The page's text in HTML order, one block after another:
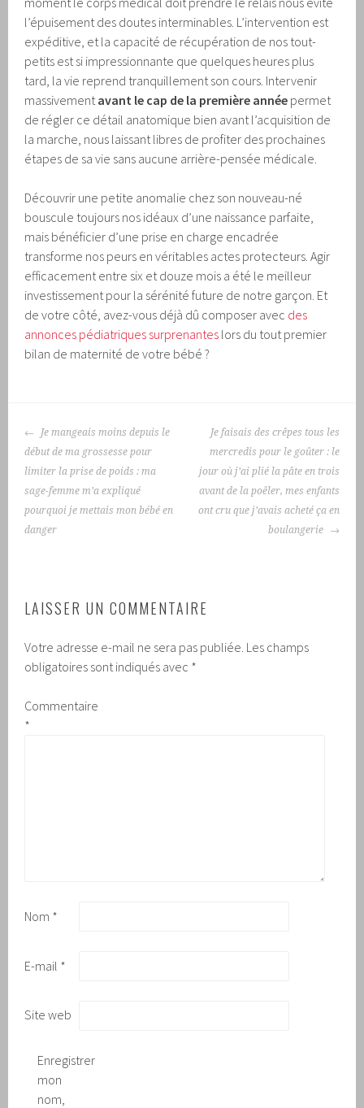
l’épuisement des doutes interminables. L’intervention est
expéditive, et la capacité de récupération de nos tout-
petits est si impressionnante que quelques heures plus
tard, la vie reprend tranquillement son cours. Intervenir
massivement avant le cap de la première année permet
de régler ce détail anatomique bien avant l’acquisition de
la marche, nous laissant libres de profiter des prochaines
étapes de sa vie sans aucune arrière-pensée médicale.
Découvrir une petite anomalie chez son nouveau-né
bouscule toujours nos idéaux d’une naissance parfaite,
mais bénéficier d’une prise en charge encadrée
transforme nos peurs en véritables actes protecteurs. Agir
efficacement entre six et douze mois a été le meilleur
investissement pour la sérénité future de notre garçon. Et
de votre côté, avez-vous déjà dû composer avec des
annonces pédiatriques surprenantes lors du tout premier
bilan de maternité de votre bébé ?
NAVIGATION
DES
ARTICLES
Je mangeais moins depuis le
début de ma grossesse pour
limiter la prise de poids : ma
sage-femme m’a expliqué
pourquoi je mettais mon bébé en
danger
Je faisais des crêpes tous les
mercredis pour le goûter : le
jour où j’ai plié la pâte en trois
avant de la poêler, mes enfants
ont cru que j’avais acheté ça en
boulangerie
LAISSER UN COMMENTAIRE
Votre adresse e-mail ne sera pas publiée. Les champs
obligatoires sont indiqués avec *
Commentaire
*
Nom *
E-mail *
Site web
Enregistrer
mon
nom,